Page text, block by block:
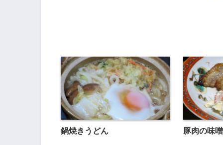
鍋焼きうどん 豚肉の味